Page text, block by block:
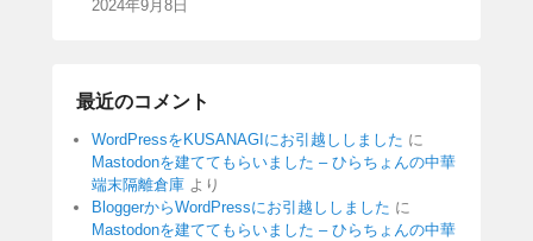
2024年9月8日
最近のコメント
WordPressをKUSANAGIにお引越ししました に
Mastodonを建ててもらいました – ひらちょんの中華
端末隔離倉庫 より
BloggerからWordPressにお引越ししました に
Mastodonを建ててもらいました – ひらちょんの中華